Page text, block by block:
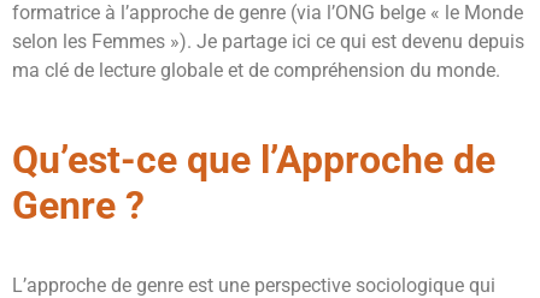
formatrice à l’approche de genre (via l’ONG belge « le Monde
selon les Femmes »). Je partage ici ce qui est devenu depuis
ma clé de lecture globale et de compréhension du monde.
Qu’est-ce que l’Approche de
Genre ?
L’approche de genre est une perspective sociologique qui